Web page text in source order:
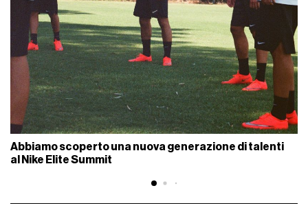
Abbiamo scoperto una nuova generazione di talenti
al Nike Elite Summit